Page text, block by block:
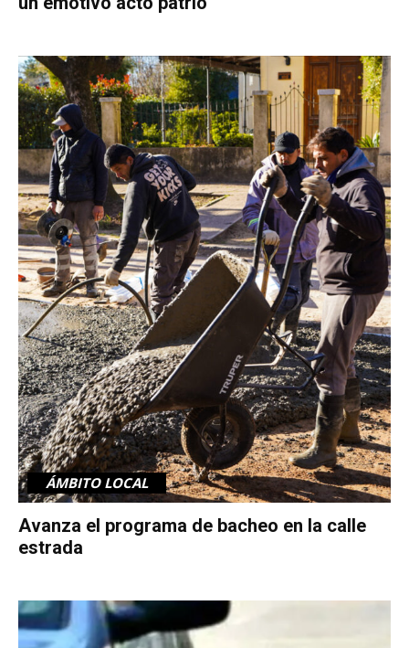
ÁMBITO LOCAL
Avanza el programa de bacheo en la calle
estrada